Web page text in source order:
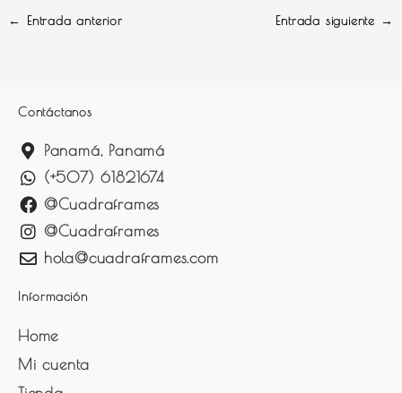
← Entrada anterior Entrada siguiente →
Contáctanos
Panamá, Panamá
(+507) 61821674
@Cuadraframes
@Cuadraframes
hola@cuadraframes.com
Información
Home
Mi cuenta